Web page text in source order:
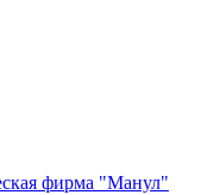
фирма "Манул"